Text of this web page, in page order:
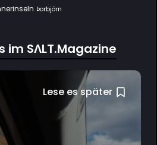
Þorbjörn
SΛLT.Magazine
Lese es später